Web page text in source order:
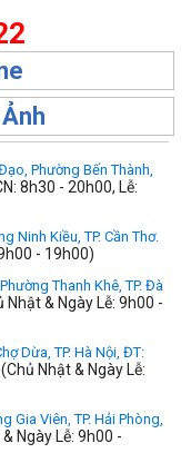
Phường Bến Thành,
8h30 - 20h00, Lễ:
Ninh Kiều, TP. Cần Thơ.
- 19h00)
Thanh Khê, TP. Đà
Nhật & Ngày Lễ: 9h00 -
Dừa, TP. Hà Nội, ĐT:
Nhật & Ngày Lễ:
Gia Viên, TP. Hải Phòng,
Ngày Lễ: 9h00 -